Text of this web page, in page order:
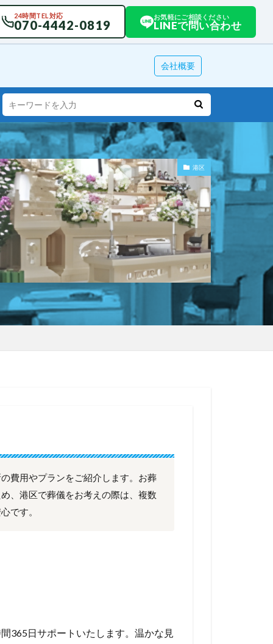
24時間TEL対応
070-4442-0819
お気軽にご相談ください
LINEで問い合わせ
会社概要
港区
費用やプランをご紹介します。お葬
、港区で葬儀をお考えの際は、複数
です。
365日サポートいたします。温かな見